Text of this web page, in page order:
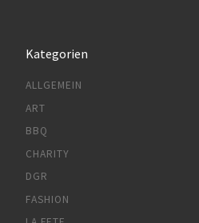
Kategorien
ALLGEMEIN
ART
BBQ
CHARITY
DGR
FASHION